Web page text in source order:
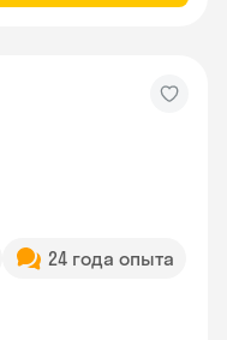
24 года опыта